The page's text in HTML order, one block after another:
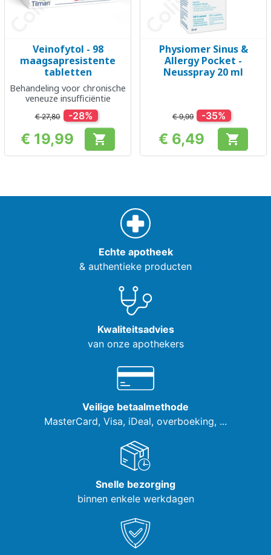
Veinofytol - 98
maagsapresistente
tabletten
Behandeling voor chronische
veneuze insufficiëntie
€ 27,80 -28%
Prijs
€ 19,99 
Physiomer Sinus &
Allergy Pocket -
Neusspray 20 ml
€ 9,99 -35%
Prijs
€ 6,49 
Echte apotheek
& authentieke producten
Kwaliteitsadvies
van onze apothekers
Veilige betaalmethode
MasterCard, Visa, iDeal, overboeking, ...
Snelle bezorging
binnen enkele werkdagen